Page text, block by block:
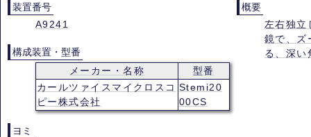
装置番号
A9241
構成装置・型番
メーカー・名称
型番
カールツァイスマイクロスコ
ピー株式会社
Stemi20
00CS
ヨミ
概要
左右独立
鏡で、ズ
る、深い